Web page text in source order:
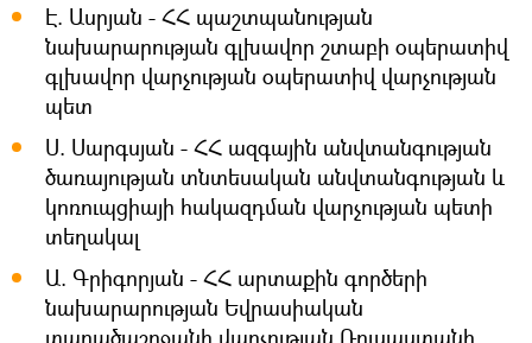
Է. Ասրյան - ՀՀ պաշտպանության
նախարարության գլխավոր շտաբի օպերատիվ
գլխավոր վարչության օպերատիվ վարչության
պետ
Ս. Սարգսյան - ՀՀ ազգային անվտանգության
ծառայության տնտեսական անվտանգության և
կոռուպցիայի հակազդման վարչության պետի
տեղակալ
Ա. Գրիգորյան - ՀՀ արտաքին գործերի
նախարարության Եվրասիական
տարածաշրջանի վարչության Ռուսաստանի